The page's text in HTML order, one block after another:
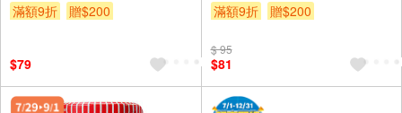
滿額9折
贈$200
$79
滿額9折
贈$200
$ 95
$81